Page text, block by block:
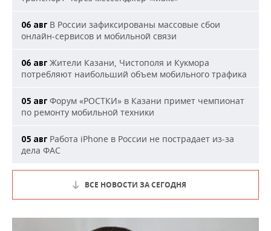
06 авг В России зафиксированы массовые сбои
онлайн-сервисов и мобильной связи
06 авг Жители Казани, Чистополя и Кукмора
потребляют наибольший объем мобильного трафика
05 авг Форум «РОСТКИ» в Казани примет чемпионат
по ремонту мобильной техники
05 авг Работа iPhone в России не пострадает из-за
дела ФАС
ВСЕ НОВОСТИ ЗА СЕГОДНЯ